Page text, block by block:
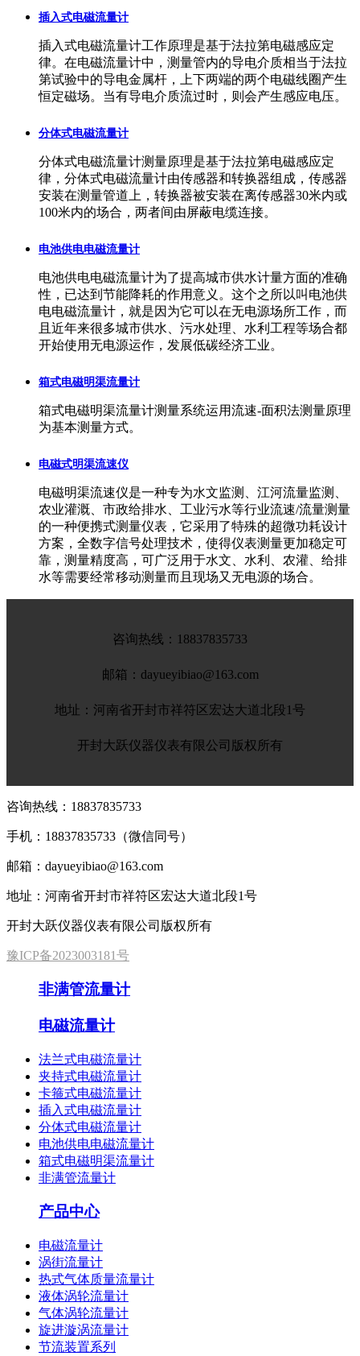
插入式电磁流量计
插入式电磁流量计工作原理是基于法拉第电磁感应定
律。在电磁流量计中，测量管内的导电介质相当于法拉
第试验中的导电金属杆，上下两端的两个电磁线圈产生
恒定磁场。当有导电介质流过时，则会产生感应电压。
分体式电磁流量计
分体式电磁流量计测量原理是基于法拉第电磁感应定
律，分体式电磁流量计由传感器和转换器组成，传感器
安装在测量管道上，转换器被安装在离传感器30米内或
100米内的场合，两者间由屏蔽电缆连接。
电池供电电磁流量计
电池供电电磁流量计为了提高城市供水计量方面的准确
性，已达到节能降耗的作用意义。这个之所以叫电池供
电电磁流量计，就是因为它可以在无电源场所工作，而
且近年来很多城市供水、污水处理、水利工程等场合都
开始使用无电源运作，发展低碳经济工业。
箱式电磁明渠流量计
箱式电磁明渠流量计测量系统运用流速-面积法测量原理
为基本测量方式。
电磁式明渠流速仪
电磁明渠流速仪是一种专为水文监测、江河流量监测、
农业灌溉、市政给排水、工业污水等行业流速/流量测量
的一种便携式测量仪表，它采用了特殊的超微功耗设计
方案，全数字信号处理技术，使得仪表测量更加稳定可
靠，测量精度高，可广泛用于水文、水利、农灌、给排
水等需要经常移动测量而且现场又无电源的场合。
咨询热线： 18837835733
邮箱：dayueyibiao@163.com
地址：河南省开封市祥符区宏达大道北段1号
开封大跃仪器仪表有限公司版权所有
咨询热线： 18837835733
手机： 18837835733（微信同号）
邮箱：dayueyibiao@163.com
地址：河南省开封市祥符区宏达大道北段1号
开封大跃仪器仪表有限公司版权所有
豫ICP备2023003181号
非满管流量计
电磁流量计
法兰式电磁流量计
夹持式电磁流量计
卡箍式电磁流量计
插入式电磁流量计
分体式电磁流量计
电池供电电磁流量计
箱式电磁明渠流量计
非满管流量计
产品中心
电磁流量计
涡街流量计
热式气体质量流量计
液体涡轮流量计
气体涡轮流量计
旋进漩涡流量计
节流装置系列